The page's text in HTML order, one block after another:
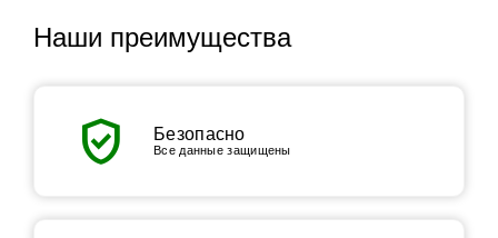
Наши преимущества
verified_user Безопасно
Все данные защищены